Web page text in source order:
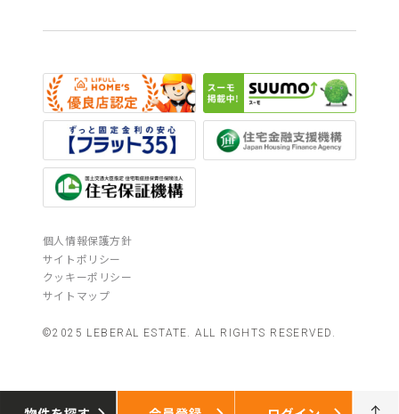
個人情報保護方針
サイトポリシー
クッキーポリシー
サイトマップ
©2025 LEBERAL ESTATE. ALL RIGHTS RESERVED.